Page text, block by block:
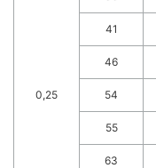
0,25
41
46
54
55
63